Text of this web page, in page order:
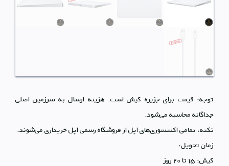
توجه: قیمت‌ برای جزیره کیش است. هزینه ارسال به سرزمین اصلی
جداگانه محاسبه می‌شود.
نکته: تمامی اکسسوری‌های اپل از فروشگاه رسمی اپل خریداری می‌شوند.
زمان تحویل:
کیش: ۱۵ تا ۲۰ روز